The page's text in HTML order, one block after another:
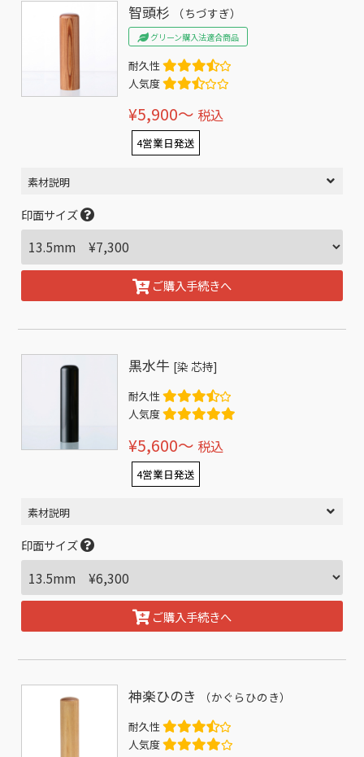
智頭杉 （ちづすぎ）
グリーン購入法適合商品
耐久性
人気度
¥5,900〜 税込
4営業日発送
素材説明
印面サイズ
ご購入手続きへ
黒水牛 [染 芯持]
耐久性
人気度
¥5,600〜 税込
4営業日発送
素材説明
印面サイズ
ご購入手続きへ
神楽ひのき （かぐらひのき）
耐久性
人気度